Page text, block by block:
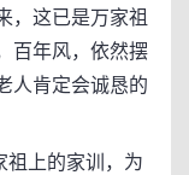
，这已是万家祖
百年风，依然摆
人肯定会诚恳的
上的家训，为